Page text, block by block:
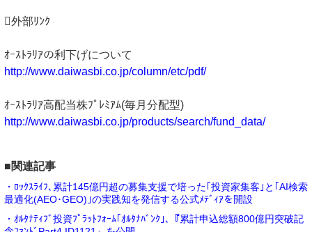
外部ﾘﾝｸ
ｵｰｽﾄﾗﾘｱの利下げについて
http://www.daiwasbi.co.jp/column/etc/pdf/
ｵｰｽﾄﾗﾘｱ高配当株ﾌﾟﾚﾐｱﾑ(毎月分配型)
http://www.daiwasbi.co.jp/products/search/fund_data/
■関連記事
・ﾛｯｸｽﾗｲﾌ､累計145億円超の募集支援で培った｢投資家集客｣と｢AI検索
最適化(AEO･GEO)｣の実践知を発信する公式ﾒﾃﾞｨｱを開設
・ｵﾙﾀﾅﾃｨﾌﾞ投資ﾌﾟﾗｯﾄﾌｫｰﾑ｢ｵﾙﾀﾅﾊﾞﾝｸ｣､『累計申込総額800億円突破記